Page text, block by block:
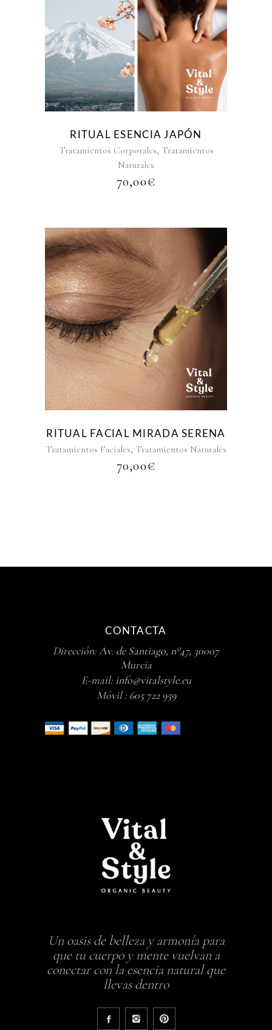
RITUAL ESENCIA JAPÓN
Tratamientos Corporales, Tratamientos
Naturales
70,00€
RITUAL FACIAL MIRADA SERENA
Tratamientos Faciales, Tratamientos Naturales
70,00€
CONTACTA
Dirección:Av. de Santiago, nº47, 30007
Murcia
E-mail: info@vitalstyle.eu
Móvil : 605 722 959
Un oasis de belleza y armonía para
que tu cuerpo y mente vuelvan a
conectar con la esencia natural que
llevas dentro